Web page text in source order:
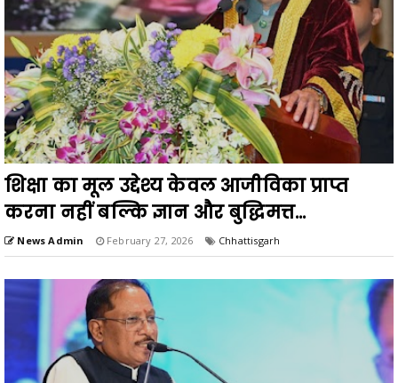
शिक्षा का मूल उद्देश्य केवल आजीविका प्राप्त
करना नहीं बल्कि ज्ञान और बुद्धिमत्त...
News Admin February 27, 2026 Chhattisgarh